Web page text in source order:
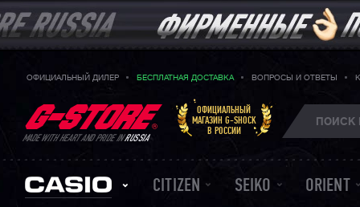
ОФИЦИАЛЬНЫЙ ДИЛЕР БЕСПЛАТНАЯ ДОСТАВКА ВОПРОСЫ И ОТВЕТЫ
MADE WITH HEART AND PRIDE INRUSSIA
ОФИЦИАЛЬНЫЙ
МАГАЗИН G-SHOCK
В РОССИИ
CITIZEN SEIKO ORIENT